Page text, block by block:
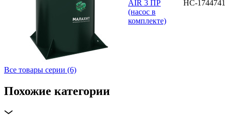
AIR 3 ПР
(насос в
комплекте)
НС-1744741
Все товары серии (6)
Похожие категории